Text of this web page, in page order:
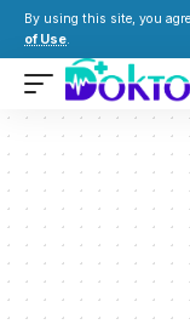
By using this site, you
of Use.